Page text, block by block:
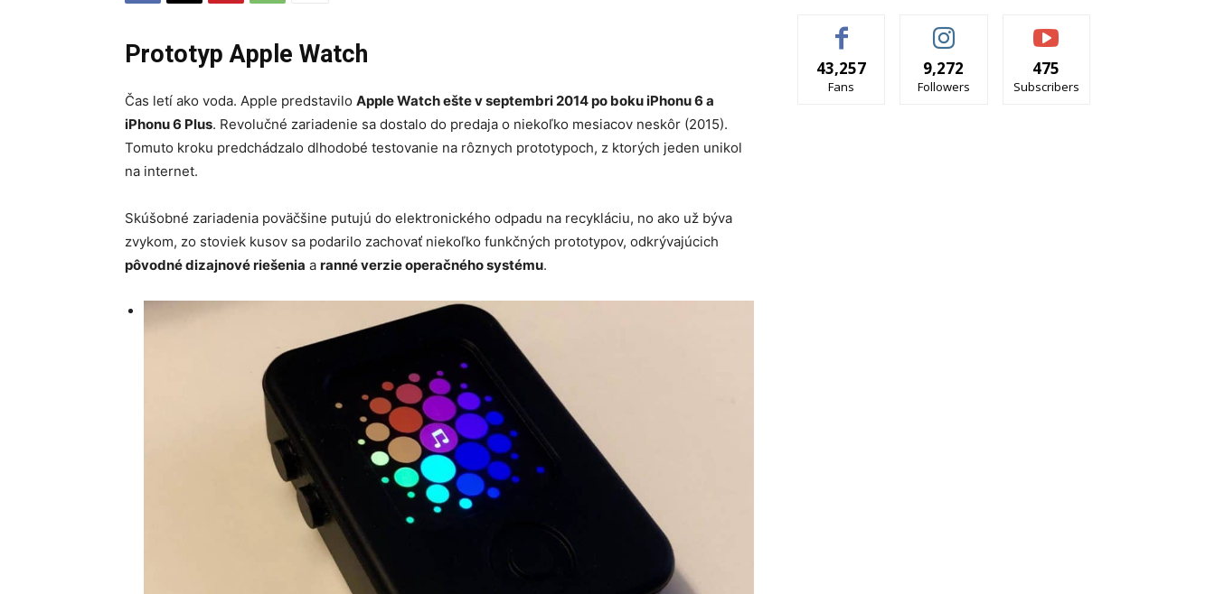
Prototyp Apple Watch
Čas letí ako voda. Apple predstavilo Apple Watch ešte v septembri 2014 po boku iPhonu 6 a
iPhonu 6 Plus. Revolučné zariadenie sa dostalo do predaja o niekoľko mesiacov neskôr (2015).
Tomuto kroku predchádzalo dlhodobé testovanie na rôznych prototypoch, z ktorých jeden unikol
na internet.
Skúšobné zariadenia poväčšine putujú do elektronického odpadu na recykláciu, no ako už býva
zvykom, zo stoviek kusov sa podarilo zachovať niekoľko funkčných prototypov, odkrývajúcich
pôvodné dizajnové riešenia a ranné verzie operačného systému.
43,257
Fans
9,272
Followers
475
Subscribers